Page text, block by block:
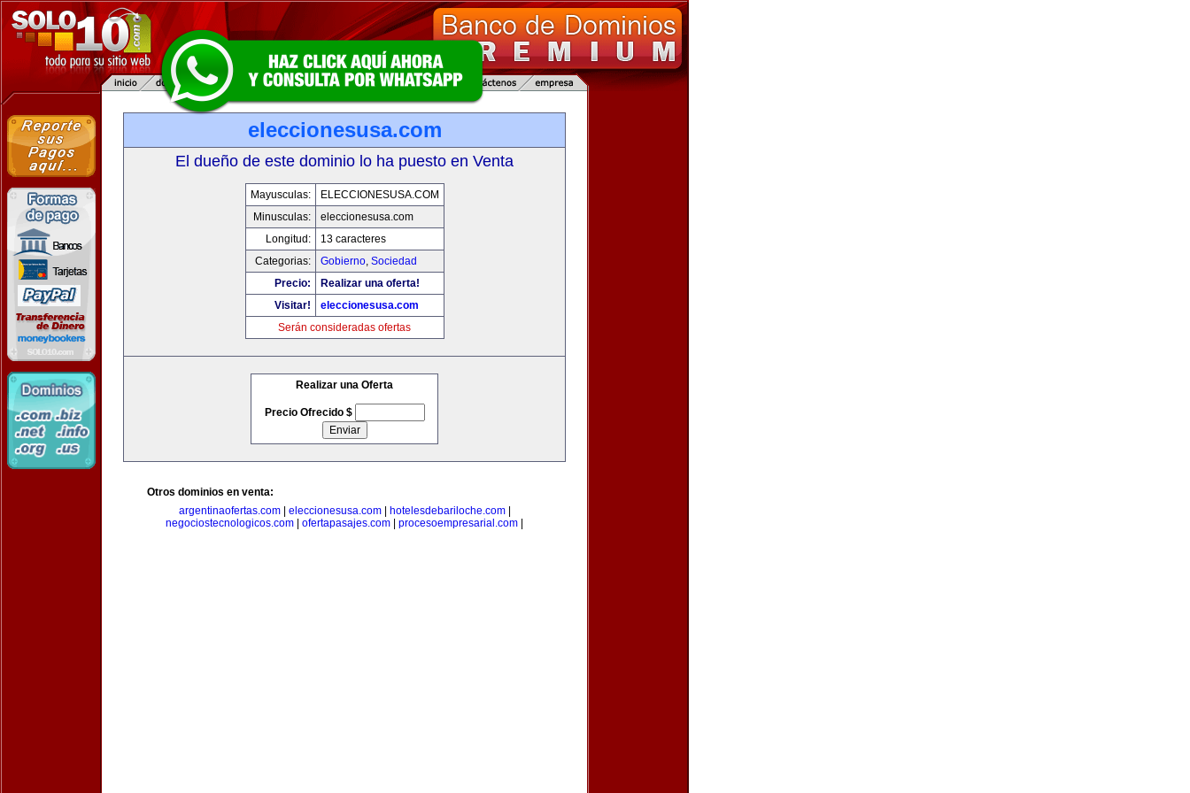
eleccionesusa.com
El dueño de este dominio lo ha puesto en Venta
Mayusculas:
ELECCIONESUSA.COM
Minusculas:
eleccionesusa.com
Longitud:
13 caracteres
Categorias:
Gobierno, Sociedad
Precio:
Realizar una oferta!
Visitar!
eleccionesusa.com
Serán consideradas ofertas
Realizar una Oferta
Precio Ofrecido $
Otros dominios en venta:
argentinaofertas.com| eleccionesusa.com| hotelesdebariloche.com|
negociostecnologicos.com
ofertapasajes.com procesoempresarial.com